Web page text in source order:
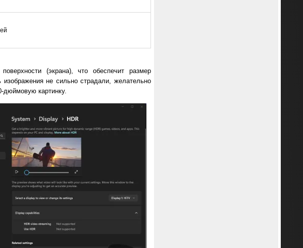
(экрана), что обеспечит размер
не сильно страдали, желательно
дюймовую картинку.